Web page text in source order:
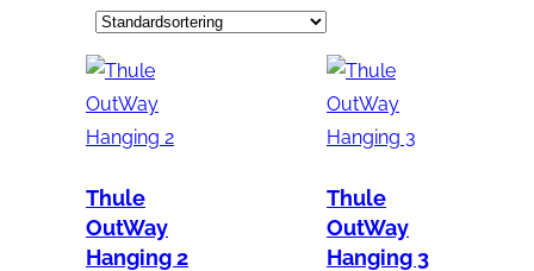
Thule
OutWay
Hanging 2
Thule
OutWay
Hanging 3